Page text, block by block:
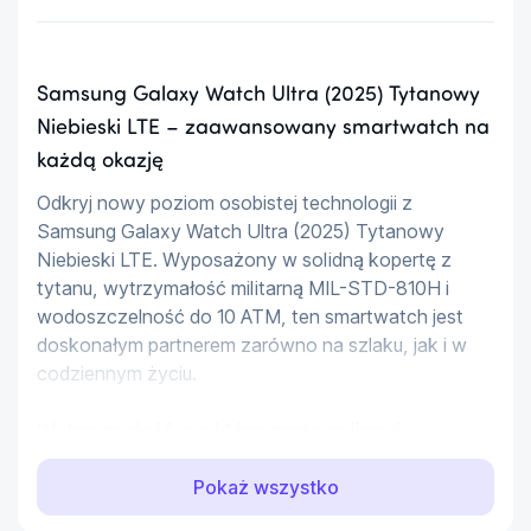
Samsung Galaxy Watch Ultra (2025) Tytanowy
Niebieski LTE – zaawansowany smartwatch na
każdą okazję
Odkryj nowy poziom osobistej technologii z
Samsung Galaxy Watch Ultra (2025) Tytanowy
Niebieski LTE. Wyposażony w solidną kopertę z
tytanu, wytrzymałość militarną MIL-STD-810H i
wodoszczelność do 10 ATM, ten smartwatch jest
doskonałym partnerem zarówno na szlaku, jak i w
codziennym życiu.
Zegarek wykonany z tytanu, spełniający normę MIL-
STD-810H i pyłoszczelność IP68, jest gotowy na
Pokaż wszystko